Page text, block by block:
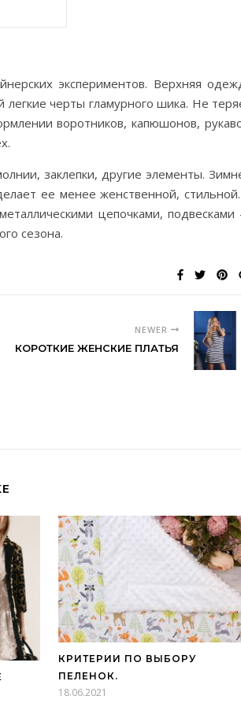
экспериментов. Верхняя
черты гламурного шика. Не
воротников, капюшонов,
заклепки, другие элементы.
ее менее женственной,
цепочками,
сезона.
NEWER
КОРОТКИЕ ЖЕНСКИЕ ПЛАТЬЯ
КРИТЕРИИ ПО ВЫБОРУ
ПЕЛЕНОК.
18.06.2021